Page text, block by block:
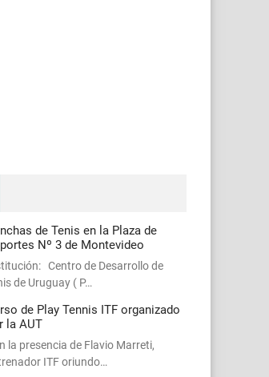
de Tenis en la Plaza de
Nº 3 de Montevideo
Centro de Desarrollo de
de Uruguay ( P…
de Play Tennis ITF organizado
la AUT
la presencia de Flavio Marreti,
ITF oriundo…